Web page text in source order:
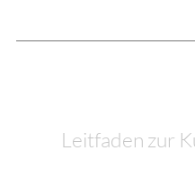
Leitfaden zur